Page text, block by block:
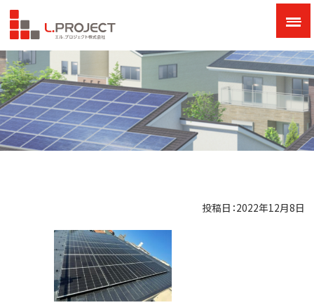
投稿日：2022年12月8日